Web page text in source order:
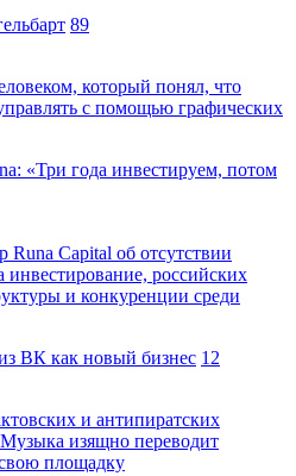
89
который понял, что
с помощью графических
«Три года инвестируем, потом
Capital об отсутствии
российских
и конкуренции среди
ВК как новый бизнес 12
и антипиратских
изящно переводит
площадку